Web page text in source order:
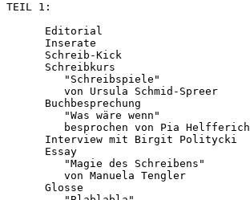
TEIL 1:
      Editorial
      Inserate
      Schreib-Kick
      Schreibkurs
         "Schreibspiele"
         von Ursula Schmid-Spreer
      Buchbesprechung
         "Was wäre wenn"
         besprochen von Pia Helfferich
      Interview mit Birgit Politycki
      Essay
         "Magie des Schreibens"
         von Manuela Tengler
      Glosse